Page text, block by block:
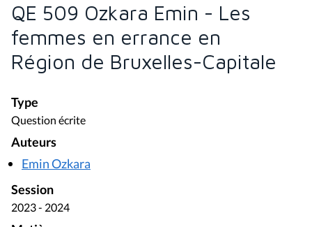
QE 509 Ozkara Emin - Les
femmes en errance en
Région de Bruxelles-Capitale
Type
Question écrite
Auteurs
Emin Ozkara
Session
2023 - 2024